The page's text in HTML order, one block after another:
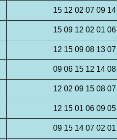
15 12 02 07 09
15 09 12 02 01
12 15 09 08 13
09 06 15 12 14
12 02 09 15 08
12 15 01 06 09
09 15 14 07 02